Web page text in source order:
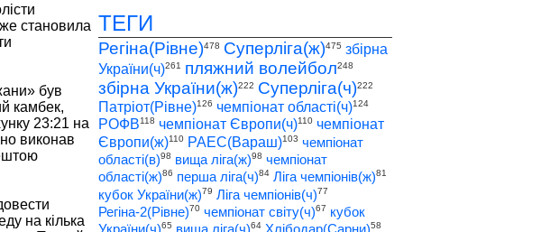
становила
був
камбек,
23:21 на
виконав
на кілька
ТЕГИ
Регіна(Рівне)478 Суперліга(ж)475 збірна
України(ч)261 пляжний волейбол248
збірна України(ж)222 Суперліга(ч)222
Патріот(Рівне)126 чемпіонат області(ч)124
РОФВ118 чемпіонат Європи(ч)110 чемпіонат
Європи(ж)110 РАЕС(Вараш)103 чемпіонат
області(в)98 вища ліга(ж)98 чемпіонат
області(ж)86 перша ліга(ч)84 Ліга чемпіонів(ж)81
кубок України(ж)79 Ліга чемпіонів(ч)77
Регіна-2(Рівне)70 чемпіонат світу(ч)67 кубок
65 64 58